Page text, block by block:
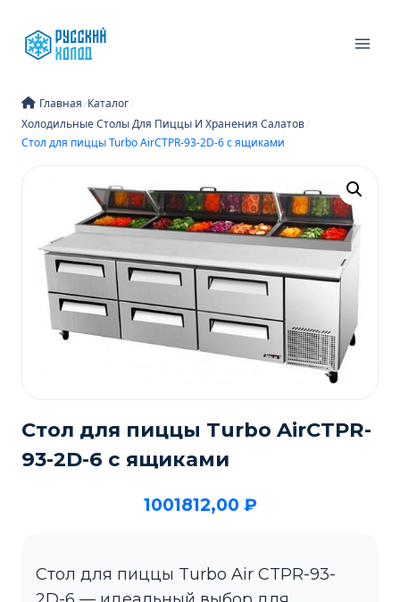
содержимому
Главная/Каталог/
Холодильные Столы Для Пиццы И Хранения Салатов/
Стол для пиццы Turbo AirCTPR-93-2D-6 c ящиками
Стол для пиццы Turbo AirCTPR-
93-2D-6 c ящиками
1001812,00 ₽
Стол для пиццы Turbo Air CTPR-93-